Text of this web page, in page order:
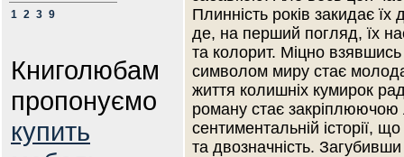
1 2 3 9
Книголюбам
пропонуємо
купить
Плинність років закидає
де, на перший погляд, їх
та колорит. Міцно
символом миру стає
життя колишніх кумирок
роману стає
сентиментальній історії,
та двозначність.